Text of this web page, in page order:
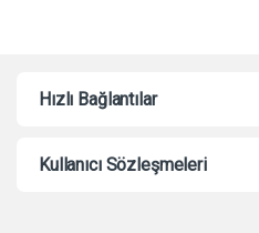
Hızlı Bağlantılar
Kullanıcı Sözleşmeleri